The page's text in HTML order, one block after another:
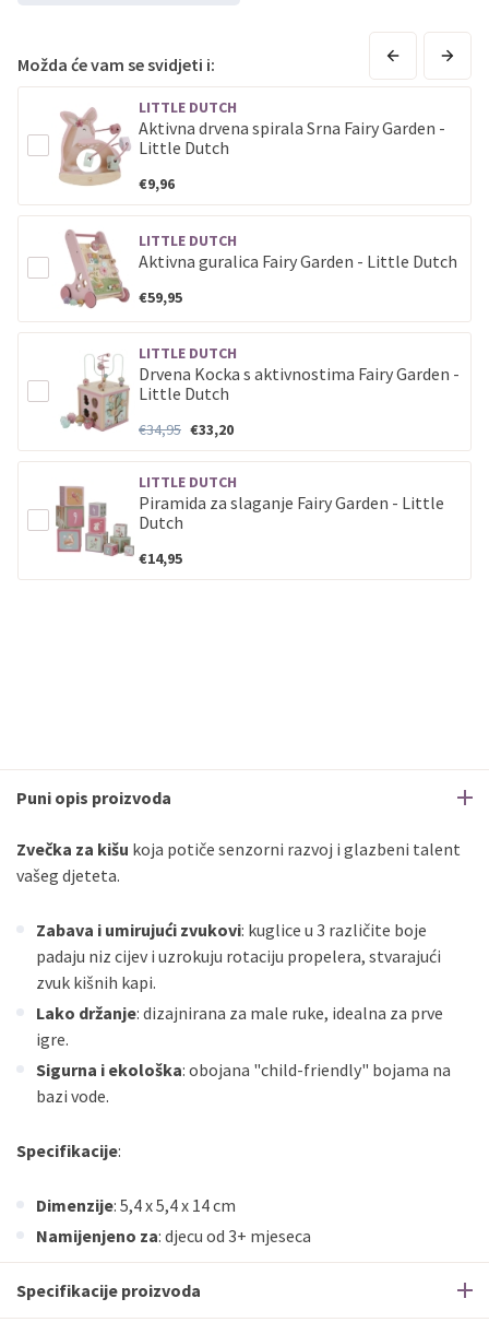
Možda će vam se svidjeti i:
LITTLE DUTCH
Aktivna drvena spirala Srna Fairy Garden -
Little Dutch
€9,96
LITTLE DUTCH
Aktivna guralica Fairy Garden - Little Dutch
€59,95
LITTLE DUTCH
Drvena Kocka s aktivnostima Fairy Garden -
Little Dutch
€34,95 €33,20
LITTLE DUTCH
Piramida za slaganje Fairy Garden - Little
Dutch
€14,95
Puni opis proizvoda
Zvečka za kišu koja potiče senzorni razvoj i glazbeni talent
vašeg djeteta.
Zabava i umirujući zvukovi: kuglice u 3 različite boje
padaju niz cijev i uzrokuju rotaciju propelera, stvarajući
zvuk kišnih kapi.
Lako držanje: dizajnirana za male ruke, idealna za prve
igre.
Sigurna i ekološka: obojana "child-friendly" bojama na
bazi vode.
Specifikacije:
Dimenzije: 5,4 x 5,4 x 14 cm
Namijenjeno za: djecu od 3+ mjeseca
Specifikacije proizvoda